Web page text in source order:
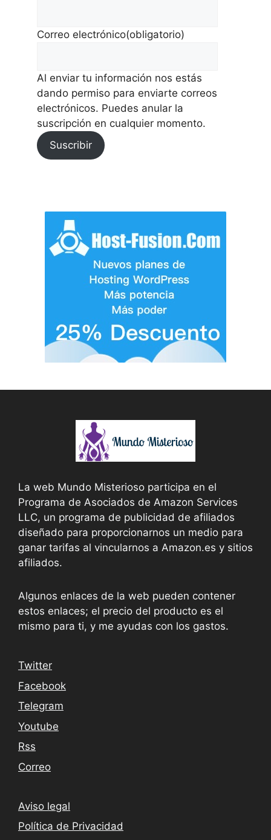
Correo electrónico(obligatorio)
Al enviar tu información nos estás
dando permiso para enviarte correos
electrónicos. Puedes anular la
suscripción en cualquier momento.
Suscribir
La web Mundo Misterioso participa en el
Programa de Asociados de Amazon Services
LLC, un programa de publicidad de afiliados
diseñado para proporcionarnos un medio para
ganar tarifas al vincularnos a Amazon.es y sitios
afiliados.
Algunos enlaces de la web pueden contener
estos enlaces; el precio del producto es el
mismo para ti, y me ayudas con los gastos.
Twitter
Facebook
Telegram
Youtube
Rss
Correo
Aviso legal
Política de Privacidad